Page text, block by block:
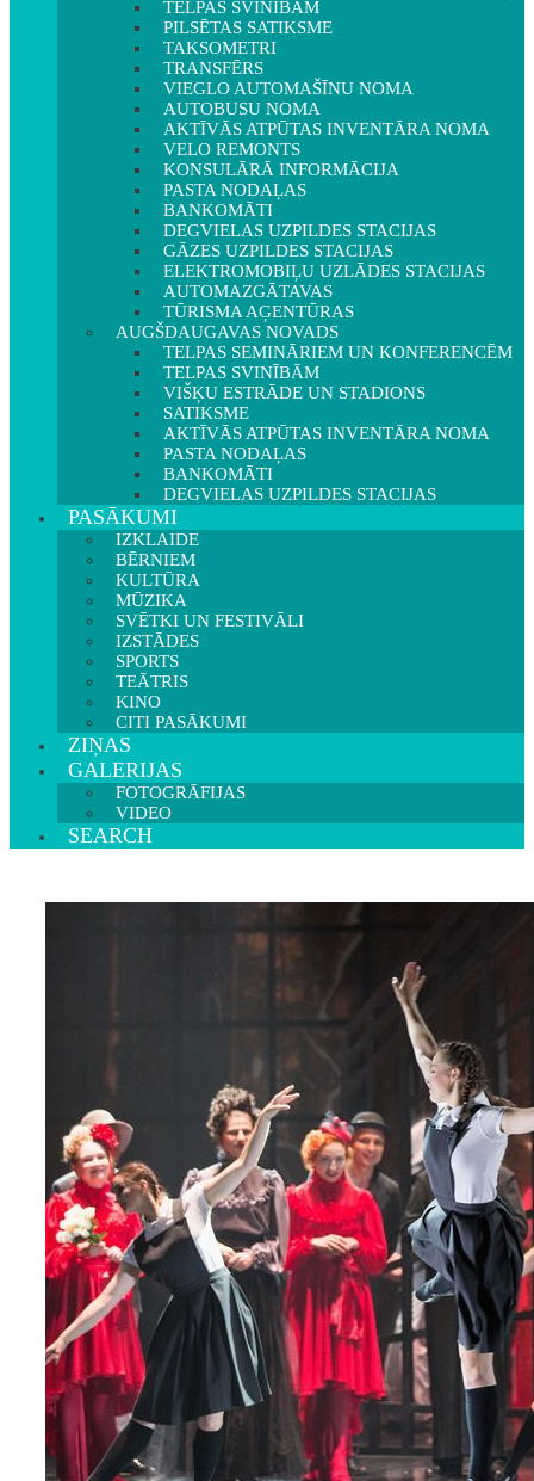
TELPAS SVINĪBĀM
PILSĒTAS SATIKSME
TAKSOMETRI
TRANSFĒRS
VIEGLO AUTOMAŠĪNU NOMA
AUTOBUSU NOMA
AKTĪVĀS ATPŪTAS INVENTĀRA NOMA
VELO REMONTS
KONSULĀRĀ INFORMĀCIJA
PASTA NODAĻAS
BANKOMĀTI
DEGVIELAS UZPILDES STACIJAS
GĀZES UZPILDES STACIJAS
ELEKTROMOBIĻU UZLĀDES STACIJAS
AUTOMAZGĀTAVAS
TŪRISMA AĢENTŪRAS
AUGŠDAUGAVAS NOVADS
TELPAS SEMINĀRIEM UN KONFERENCĒM
TELPAS SVINĪBĀM
VIŠĶU ESTRĀDE UN STADIONS
SATIKSME
AKTĪVĀS ATPŪTAS INVENTĀRA NOMA
PASTA NODAĻAS
BANKOMĀTI
DEGVIELAS UZPILDES STACIJAS
PASĀKUMI
IZKLAIDE
BĒRNIEM
KULTŪRA
MŪZIKA
SVĒTKI UN FESTIVĀLI
IZSTĀDES
SPORTS
TEĀTRIS
KINO
CITI PASĀKUMI
ZIŅAS
GALERIJAS
FOTOGRĀFIJAS
VIDEO
SEARCH